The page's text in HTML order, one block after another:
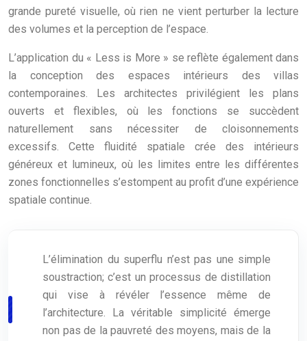
grande pureté visuelle, où rien ne vient perturber la lecture
des volumes et la perception de l’espace.
L’application du « Less is More » se reflète également dans
la conception des espaces intérieurs des villas
contemporaines. Les architectes privilégient les plans
ouverts et flexibles, où les fonctions se succèdent
naturellement sans nécessiter de cloisonnements
excessifs. Cette fluidité spatiale crée des intérieurs
généreux et lumineux, où les limites entre les différentes
zones fonctionnelles s’estompent au profit d’une expérience
spatiale continue.
L’élimination du superflu n’est pas une simple
soustraction; c’est un processus de distillation
qui vise à révéler l’essence même de
l’architecture. La véritable simplicité émerge
non pas de la pauvreté des moyens, mais de la